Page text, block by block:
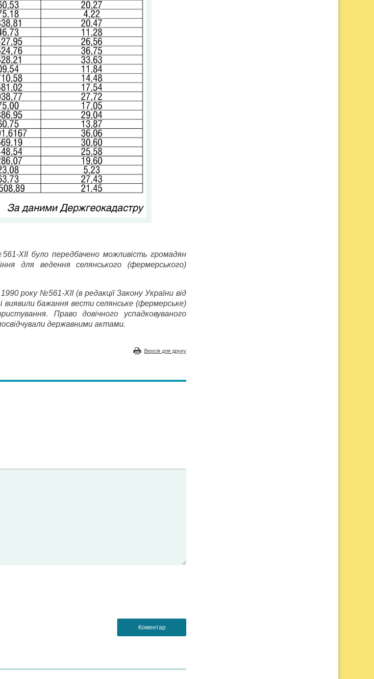
XII було передбачено можливість громадян
для ведення селянського (фермерського)
року №561-XII (в редакції Закону України від
бажання вести селянське (фермерське)
Право довічного успадковуваного
державними актами.
Версія для друку